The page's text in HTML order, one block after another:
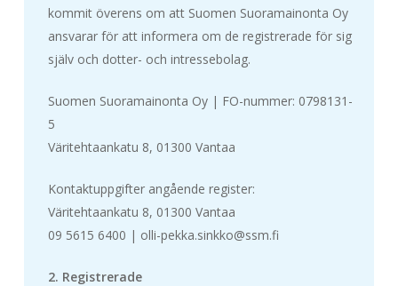
kommit överens om att Suomen Suoramainonta Oy
ansvarar för att informera om de registrerade för sig
själv och dotter- och intressebolag.
Suomen Suoramainonta Oy | FO-nummer: 0798131-
5
Väritehtaankatu 8, 01300 Vantaa
Kontaktuppgifter angående register:
Väritehtaankatu 8, 01300 Vantaa
09 5615 6400 | olli-pekka.sinkko@ssm.fi
2. Registrerade